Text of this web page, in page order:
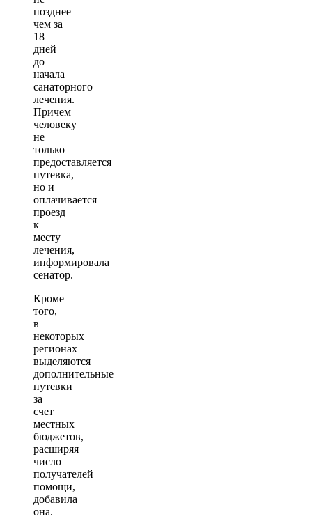
позднее
чем за
18
дней
до
начала
санаторного
лечения.
Причем
человеку
не
только
предоставляется
путевка,
но и
оплачивается
проезд
к
месту
лечения,
информировала
сенатор.
Кроме
того,
в
некоторых
регионах
выделяются
дополнительные
путевки
за
счет
местных
бюджетов,
расширяя
число
получателей
помощи,
добавила
она.